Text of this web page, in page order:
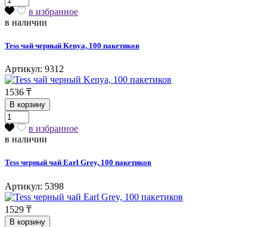
в избранное
в наличии
Tess чай черный Kenya, 100 пакетиков
Артикул: 9312
1536 ₸
В корзину
в избранное
в наличии
Tess черный чай Earl Grey, 100 пакетиков
Артикул: 5398
1529 ₸
В корзину